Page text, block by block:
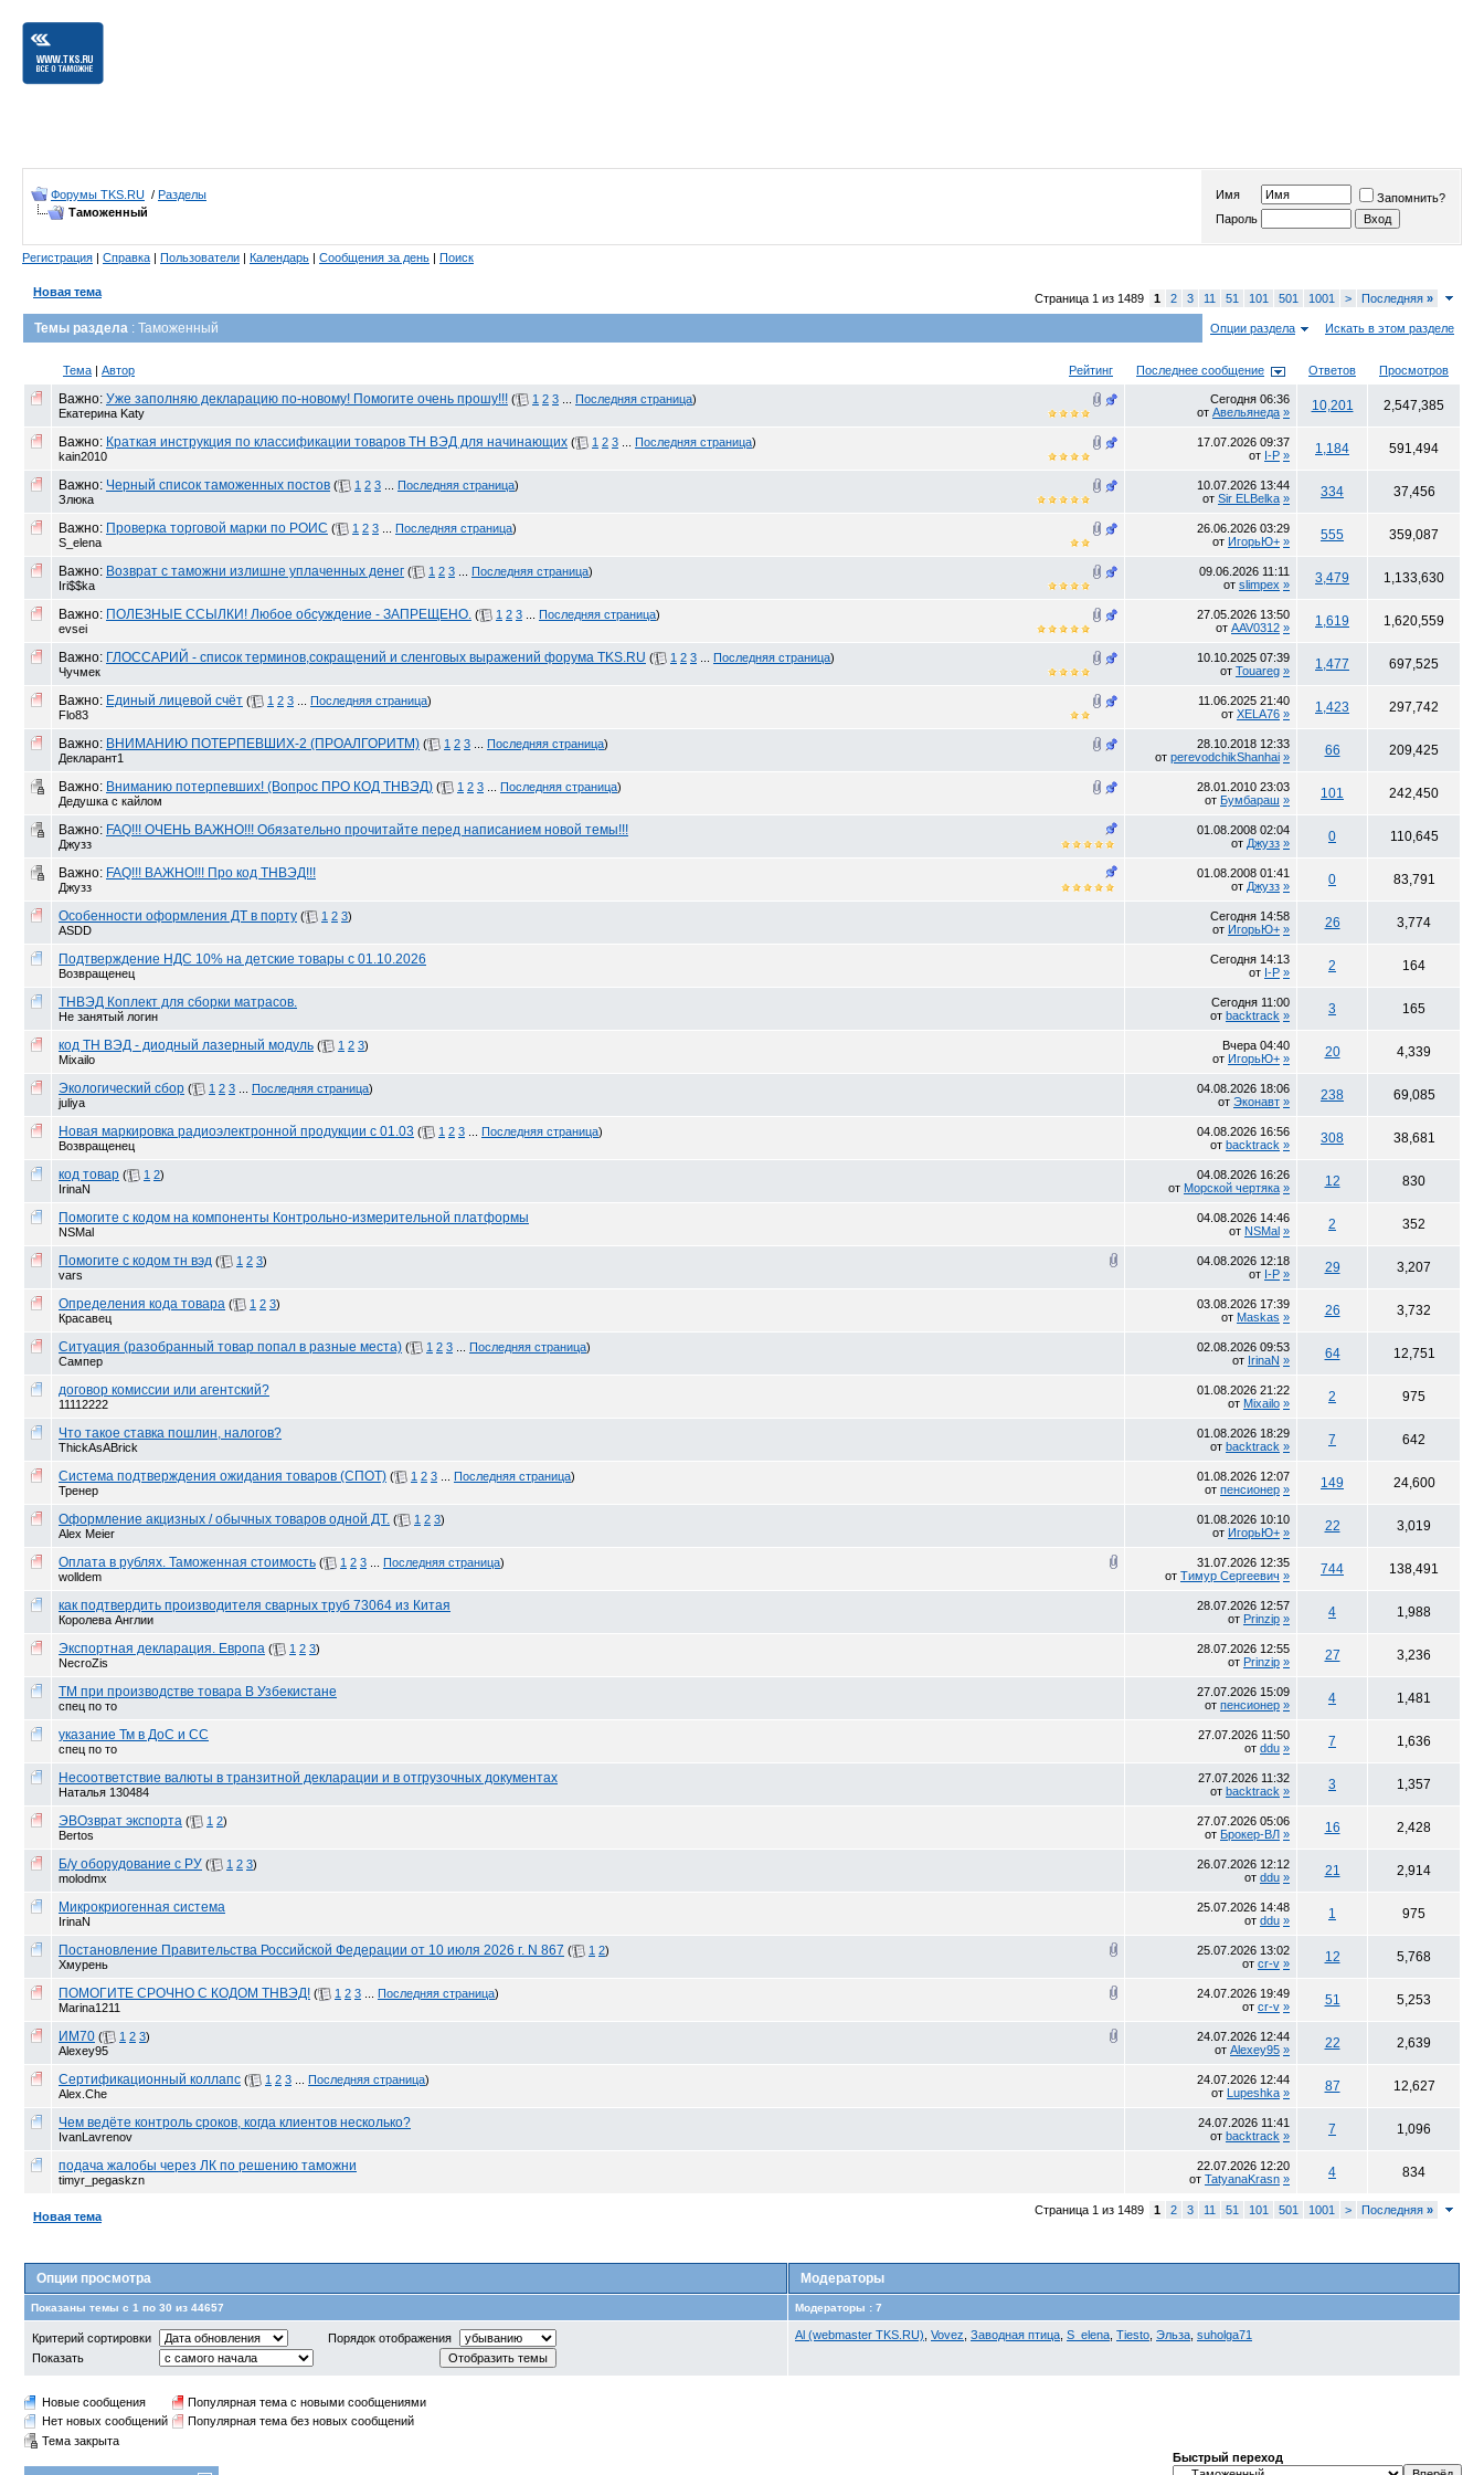
Форумы TKS.RU / Разделы
Таможенный
Имя
Запомнить?
Пароль
Регистрация | Справка | Пользователи | Календарь | Сообщения за день | Поиск
Новая тема Страница 1 из 1489 1 2 3 11 51 101 501 1001 > Последняя »
Темы раздела : Таможенный Опции раздела Искать в этом разделе
Рейтинг
Тема | Автор Последнее сообщение Ответов Просмотров
Важно: Уже заполняю декларацию по-новому! Помогите очень прошу!!! ( 1 2 3 Последняя страница)
Екатерина Katy
Сегодня 06:36
от Авельянеда » 10,201 2,547,385
Важно: Краткая инструкция по классификации товаров ТН ВЭД для начинающих ( 1 2 3 Последняя страница)
kain2010
17.07.2026 09:37
от I-P » 1,184 591,494
Важно: Черный список таможенных постов ( 1 2 3 Последняя страница)
Злюка
10.07.2026 13:44
от Sir ELBelka » 334 37,456
Важно: Проверка торговой марки по РОИС ( 1 2 3 Последняя страница)
S_elena
26.06.2026 03:29
от ИгорьЮ+ » 555 359,087
Важно: Возврат с таможни излишне уплаченных денег ( 1 2 3 Последняя страница)
Iri$$ka
09.06.2026 11:11
от slimpex » 3,479 1,133,630
Важно: ПОЛЕЗНЫЕ ССЫЛКИ! Любое обсуждение - ЗАПРЕЩЕНО. ( 1 2 3 Последняя страница)
evsei
27.05.2026 13:50
от AAV0312 » 1,619 1,620,559
Важно: ГЛОССАРИЙ - список терминов,сокращений и сленговых выражений форума TKS.RU ( 1 2 3 Последняя страница)
Чучмек
10.10.2025 07:39
от Touareg » 1,477 697,525
Важно: Единый лицевой счёт ( 1 2 3 Последняя страница)
Flo83
11.06.2025 21:40
от XELA76 » 1,423 297,742
Важно: ВНИМАНИЮ ПОТЕРПЕВШИХ-2 (ПРОАЛГОРИТМ) ( 1 2 3 Последняя страница)
Декларант1
28.10.2018 12:33
от perevodchikShanhai » 66 209,425
Важно: Вниманию потерпевших! (Вопрос ПРО КОД ТНВЭД) ( 1 2 3 Последняя страница)
Дедушка с кайлом
28.01.2010 23:03
от Бумбараш » 101 242,450
Важно: FAQ!!! ОЧЕНЬ ВАЖНО!!! Обязательно прочитайте перед написанием новой темы!!!
Джузз
01.08.2008 02:04
от Джузз » 0 110,645
Важно: FAQ!!! ВАЖНО!!! Про код ТНВЭД!!!
Джузз
01.08.2008 01:41
от Джузз » 0 83,791
Особенности оформления ДТ в порту ( 1 2 3)
ASDD
Сегодня 14:58
от ИгорьЮ+ » 26 3,774
Подтверждение НДС 10% на детские товары с 01.10.2026
Возвращенец
Сегодня 14:13
от I-P » 2 164
ТНВЭД Коплект для сборки матрасов.
Не занятый логин
Сегодня 11:00
от backtrack » 3 165
код ТН ВЭД - диодный лазерный модуль ( 1 2 3)
Mixailo
Вчера 04:40
от ИгорьЮ+ » 20 4,339
Экологический сбор ( 1 2 3 Последняя страница)
juliya
04.08.2026 18:06
от Эконавт » 238 69,085
Новая маркировка радиоэлектронной продукции с 01.03 ( 1 2 3 Последняя страница)
Возвращенец
04.08.2026 16:56
от backtrack » 308 38,681
код товар ( 1 2)
IrinaN
04.08.2026 16:26
от Морской чертяка » 12 830
Помогите с кодом на компоненты Контрольно-измерительной платформы
NSMal
04.08.2026 14:46
от NSMal » 2 352
Помогите с кодом тн вэд ( 1 2 3)
vars
04.08.2026 12:18
от I-P » 29 3,207
Определения кода товара ( 1 2 3)
Красавец
03.08.2026 17:39
от Maskas » 26 3,732
Ситуация (разобранный товар попал в разные места) ( 1 2 3 Последняя страница)
Сампер
02.08.2026 09:53
от IrinaN » 64 12,751
договор комиссии или агентский?
11112222
01.08.2026 21:22
от Mixailo » 2 975
Что такое ставка пошлин, налогов?
ThickAsABrick
01.08.2026 18:29
от backtrack » 7 642
Система подтверждения ожидания товаров (СПОТ) ( 1 2 3 Последняя страница)
Тренер
01.08.2026 12:07
от пенсионер » 149 24,600
Оформление акцизных / обычных товаров одной ДТ. ( 1 2 3)
Alex Meier
01.08.2026 10:10
от ИгорьЮ+ » 22 3,019
Оплата в рублях. Таможенная стоимость ( 1 2 3 Последняя страница)
wolldem
31.07.2026 12:35
от Тимур Сергеевич » 744 138,491
как подтвердить производителя сварных труб 73064 из Китая
Королева Англии
28.07.2026 12:57
от Prinzip » 4 1,988
Экспортная декларация. Европа ( 1 2 3)
NecroZis
28.07.2026 12:55
от Prinzip » 27 3,236
ТМ при производстве товара В Узбекистане
спец по то
27.07.2026 15:09
от пенсионер » 4 1,481
указание Тм в ДоС и СС
спец по то
27.07.2026 11:50
от ddu » 7 1,636
Несоответствие валюты в транзитной декларации и в отгрузочных документах
Наталья 130484
27.07.2026 11:32
от backtrack » 3 1,357
ЭВОзврат экспорта ( 1 2)
Bertos
27.07.2026 05:06
от Брокер-ВЛ » 16 2,428
Б/у оборудование с РУ ( 1 2 3)
molodmx
26.07.2026 12:12
от ddu » 21 2,914
Микрокриогенная система
IrinaN
25.07.2026 14:48
от ddu » 1 975
Постановление Правительства Российской Федерации от 10 июля 2026 г. N 867 ( 1 2)
Хмурень
25.07.2026 13:02
от cr-v » 12 5,768
ПОМОГИТЕ СРОЧНО С КОДОМ ТНВЭД! ( 1 2 3 Последняя страница)
Marina1211
24.07.2026 19:49
от cr-v » 51 5,253
ИМ70 ( 1 2 3)
Alexey95
24.07.2026 12:44
от Alexey95 » 22 2,639
Сертификационный коллапс ( 1 2 3 Последняя страница)
Alex.Che
24.07.2026 12:44
от Lupeshka » 87 12,627
Чем ведёте контроль сроков, когда клиентов несколько?
IvanLavrenov
24.07.2026 11:41
от backtrack » 7 1,096
подача жалобы через ЛК по решению таможни
timyr_pegaskzn
22.07.2026 12:20
от TatyanaKrasn » 4 834
Новая тема Страница 1 из 1489 1 2 3 11 51 101 501 1001 > Последняя »
Опции просмотра Модераторы
Показаны темы с 1 по 30 из 44657 Модераторы : 7
Критерий сортировки
Порядок отображения
Показать
Al (webmaster TKS.RU) Vovez Заводная птица S_elena Tiesto Эльза suholga71
Новые сообщения
Популярная тема с новыми сообщениями
Нет новых сообщений
Популярная тема без новых сообщений
Тема закрыта
Быстрый переход